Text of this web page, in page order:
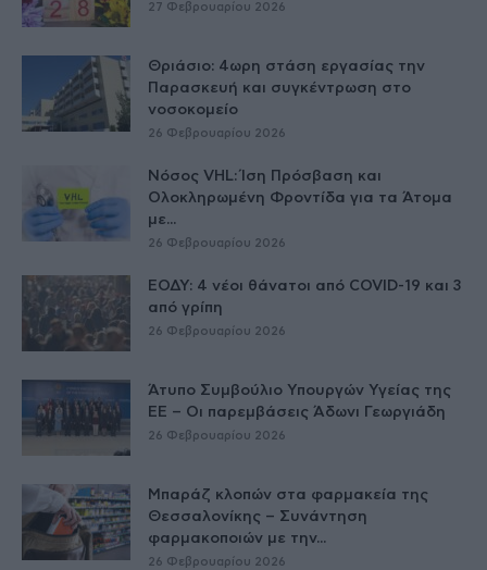
27 Φεβρουαρίου 2026
Θριάσιο: 4ωρη στάση εργασίας την
Παρασκευή και συγκέντρωση στο
νοσοκομείο
26 Φεβρουαρίου 2026
Νόσος VHL: Ίση Πρόσβαση και
Ολοκληρωμένη Φροντίδα για τα Άτομα
με...
26 Φεβρουαρίου 2026
ΕΟΔΥ: 4 νέοι θάνατοι από COVID-19 και 3
από γρίπη
26 Φεβρουαρίου 2026
Άτυπο Συμβούλιο Υπουργών Υγείας της
ΕE – Οι παρεμβάσεις Άδωνι Γεωργιάδη
26 Φεβρουαρίου 2026
Μπαράζ κλοπών στα φαρμακεία της
Θεσσαλονίκης – Συνάντηση
φαρμακοποιών με την...
26 Φεβρουαρίου 2026